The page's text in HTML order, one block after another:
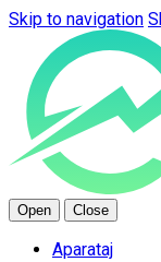
Skip to navigation
Open Close
Aparataj